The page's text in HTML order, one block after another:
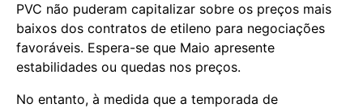
PVC não puderam capitalizar sobre os preços mais
baixos dos contratos de etileno para negociações
favoráveis. Espera-se que Maio apresente
estabilidades ou quedas nos preços.
No entanto, à medida que a temporada de